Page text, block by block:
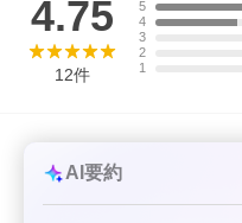
4.75
12件
5
4
3
2
1
AI要約